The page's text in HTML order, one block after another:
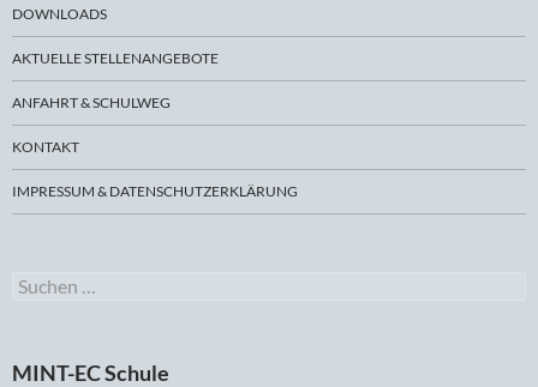
DOWNLOADS
AKTUELLE STELLENANGEBOTE
ANFAHRT & SCHULWEG
KONTAKT
IMPRESSUM & DATENSCHUTZERKLÄRUNG
Suchen
MINT-EC Schule